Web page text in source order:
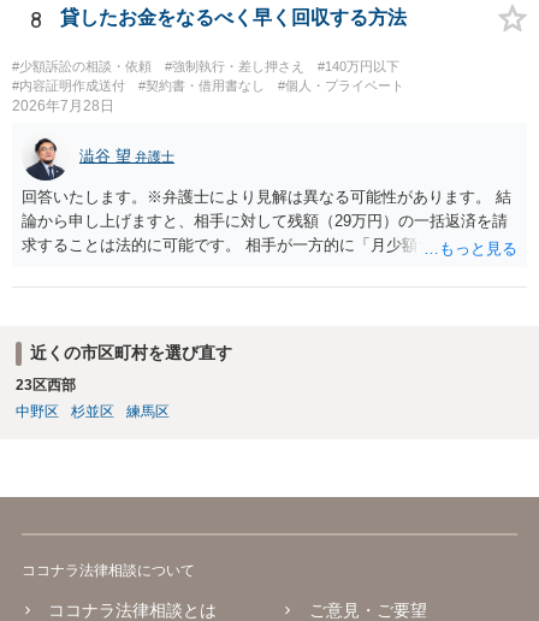
とが考えられますが、 パパ活の契約は、売春防止法に抵触する契約
条）となるため、相手方に請求できない可能性が高いです。 ・相手の
氏名や住所が分からない状態でも対応可能なのか ⇒訴訟等の裁判上の
手続を利用する場合には、原則として相手方の住所・氏名を把握して
いる必要があります。
8 貸したお金をなるべく早く回収する方法
#少額訴訟の相談・依頼 #強制執行・差し押さえ
#140万円以下
#内容証明作成送付
#契約書・借用書なし #個人・プライベート
2026年7月28日
澁谷 望 弁護士
回答いたします。※弁護士により見解は異なる可能性があります。 結
論から申し上げますと、相手に対して残額（29万円）の一括返済を請
求することは法的に可能です。 相手が一方的に「月少額ずつ返す」と
は成立していません。当初の返済期日も過ぎているため、一括返済を
です。 分割拒否と一括請求の通知：PayPayのメッセージ等で「分割
払いには同意していないため、残額の一括払いを求める」旨を明確に
伝えます。 相手の本名・住所の確認：応じない場合に法的手段（少額
訴訟など）をとるには、相手の身元が必要です。分からない場合は、
近くの市区町村を選び直す
23区西部
中野区
杉並区 練馬区
ココナラ法律相談について
ココナラ法律相談とは
ご意見・ご要望